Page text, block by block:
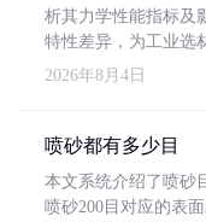
析其力学性能指标及
特性差异，为工业选
2026年8月4日
喷砂都有多少目
本文系统介绍了喷砂
喷砂200目对应的表